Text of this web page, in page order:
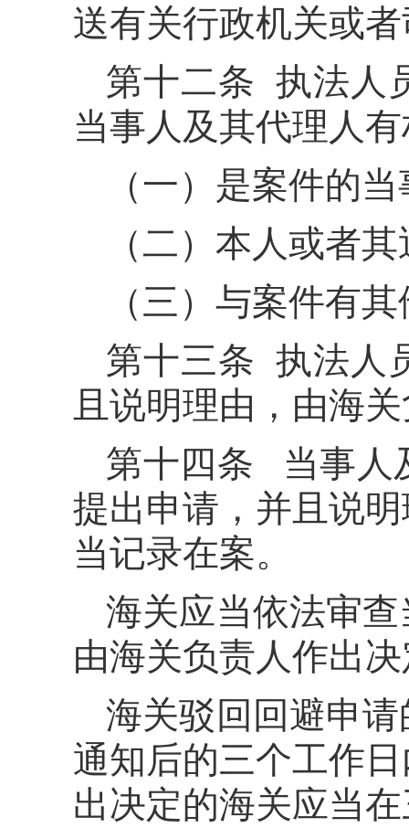
送有关行政机关或
第十二条 执法人
当事人及其代理人
（一）是案件的
（二）本人或者
（三）与案件有
第十三条 执法人
且说明理由，由海
第十四条 当事人
提出申请，并且说
当记录在案。
海关应当依法审
由海关负责人作出
海关驳回回避申
通知后的三个工作
出决定的海关应当